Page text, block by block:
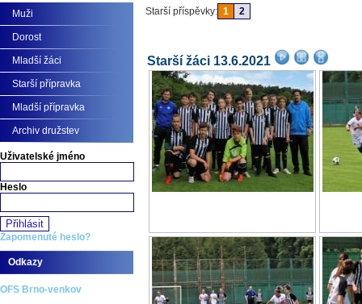
Starší příspěvky: 1 2
Starší žáci 13.6.2021
Muži
Dorost
Mladší žáci
Starší přípravka
Mladší přípravka
Archiv družstev
Uživatelské jméno
Heslo
Zapomenuté heslo?
Odkazy
OFS Brno-venkov